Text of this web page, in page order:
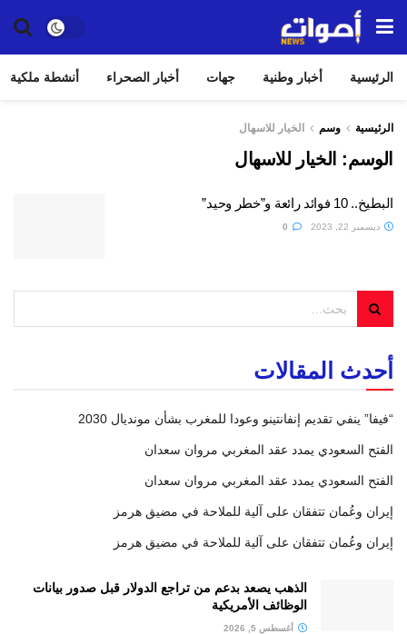
الرئيسية أخبار وطنية جهات أخبار الصحراء أنشطة ملكية
الرئيسية وسم الخيار للاسهال
الوسم: الخيار للاسهال
البطيخ.. 10 فوائد رائعة و”خطر وحيد”
ديسمبر 22, 2023
أحدث المقالات
“فيفا” ينفي تقديم إنفانتينو وعودا للمغرب بشأن مونديال 2030
الفتح السعودي يمدد عقد المغربي مروان سعدان
الفتح السعودي يمدد عقد المغربي مروان سعدان
إيران وعُمان تتفقان على آلية للملاحة في مضيق هرمز
إيران وعُمان تتفقان على آلية للملاحة في مضيق هرمز
الذهب يصعد بدعم من تراجع الدولار قبل صدور بيانات
الوظائف الأمريكية
أغسطس 5, 2026